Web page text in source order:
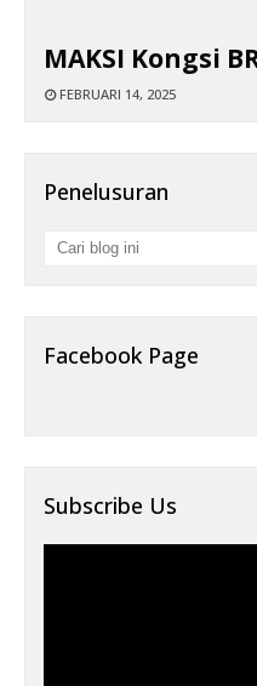
MAKSI Kongsi
FEBRUARI 14, 2025
Penelusuran
Facebook Page
Subscribe Us